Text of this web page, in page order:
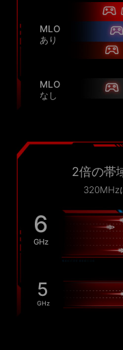
MLO
あり
MLO
なし
2倍の帯
320MHz
6
GHz
5
GHz